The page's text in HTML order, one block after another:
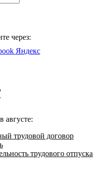
через:
Яндекс
августе:
трудовой договор
трудового отпуска